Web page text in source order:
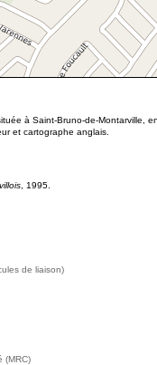
à Saint-Bruno-de-Montarville,
et cartographe anglais.
, 1995.
de liaison)
(MRC)